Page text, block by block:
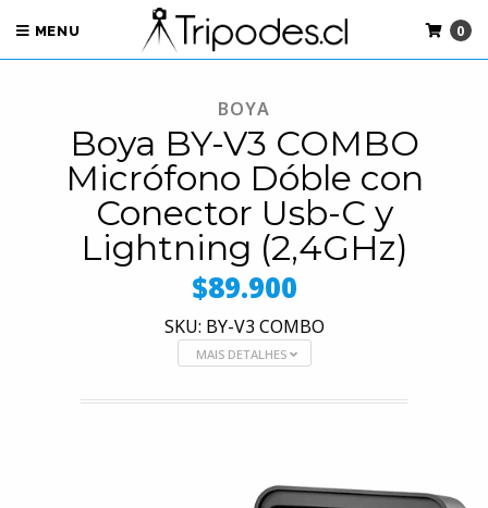
MENU 0
BOYA
Boya BY-V3 COMBO
Micrófono Dóble con
Conector Usb-C y
Lightning (2,4GHz)
$89.900
SKU: BY-V3 COMBO
MAIS DETALHES